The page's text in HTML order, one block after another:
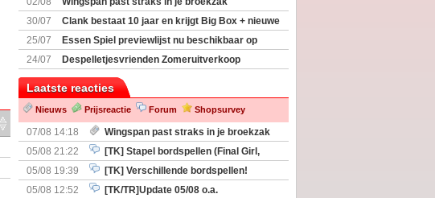
30/07
Clank bestaat 10 jaar en krijgt Big Box + nieuwe
uitbreiding
25/07
Essen Spiel previewlijst nu beschikbaar op
Boardgamegeek
24/07
Despelletjesvrienden Zomeruitverkoop
Laatste reacties
Nieuws Prijsreactie Forum Shopsurvey
07/08 14:18
Wingspan past straks in je broekzak
05/08 21:22
[TK] Stapel bordspellen (Final Girl,
Nemesis Retaliation, Zombicide Invader)
05/08 19:39
[TK] Verschillende bordspellen!
05/08 12:52
[TK/TR]Update 05/08 o.a.